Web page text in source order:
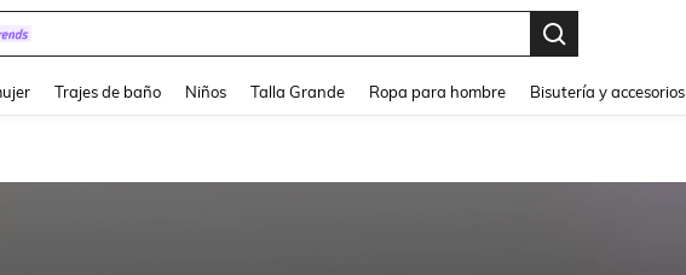
Trajes de baño Niños Talla Grande Ropa para hombre Bisutería y accesorios